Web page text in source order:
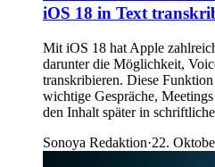
iOS 18 in Text
Mit iOS 18 hat Apple
darunter die Möglichkeit,
transkribieren. Diese
wichtige Gespräche,
den Inhalt später in
Sonoya Redaktion·22.